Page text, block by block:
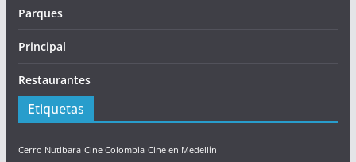
Parques
Principal
Restaurantes
Etiquetas
Cerro Nutibara Cine Colombia Cine en Medellín